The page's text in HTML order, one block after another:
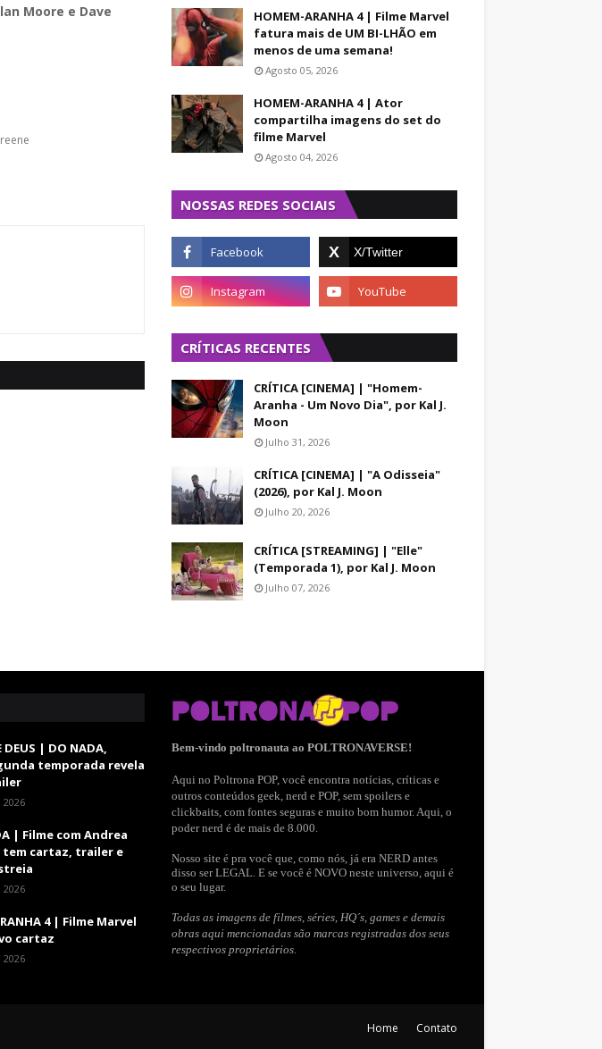
Moore e Dave
HOMEM-ARANHA 4 | Filme Marvel
fatura mais de UM BI-LHÃO em
menos de uma semana!
Agosto 05, 2026
HOMEM-ARANHA 4 | Ator
compartilha imagens do set do
filme Marvel
Agosto 04, 2026
NOSSAS REDES SOCIAIS
CRÍTICAS RECENTES
CRÍTICA [CINEMA] | "Homem-
Aranha - Um Novo Dia", por Kal J.
Moon
Julho 31, 2026
CRÍTICA [CINEMA] | "A Odisseia"
(2026), por Kal J. Moon
Julho 20, 2026
CRÍTICA [STREAMING] | "Elle"
(Temporada 1), por Kal J. Moon
Julho 07, 2026
DEUS | DO NADA,
temporada revela
2026
| Filme com Andrea
tem cartaz, trailer e
2026
4 | Filme Marvel
cartaz
2026
Bem-vindo poltronauta ao POLTRONAVERSE!
Aqui no Poltrona POP, você encontra notícias, críticas e
outros conteúdos geek, nerd e POP, sem spoilers e
clickbaits, com fontes seguras e muito bom humor. Aqui, o
poder nerd é de mais de 8.000.
Nosso site é pra você que, como nós, já era NERD antes
disso ser LEGAL. E se você é NOVO neste universo, aqui é
o seu lugar.
Todas as imagens de filmes, séries, HQ´s, games e demais
obras aqui mencionadas são marcas registradas dos seus
respectivos proprietários.
Home Contato